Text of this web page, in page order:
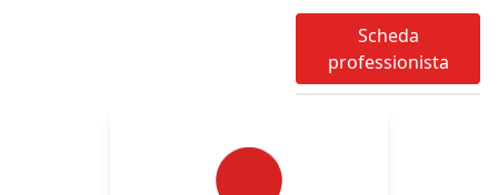
alle microbolle, VCS,
VCN, ENMG, ENG,
PESS, PEV
Scheda
professionista